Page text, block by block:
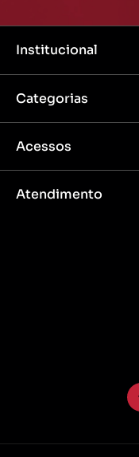
Institucional
Categorias
Acessos
Atendimento